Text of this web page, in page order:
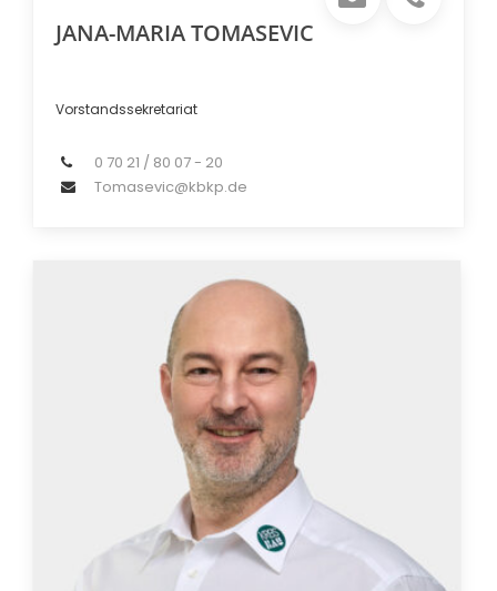
JANA-MARIA TOMASEVIC
Vorstandssekretariat
0 70 21 / 80 07 - 20
Tomasevic@kbkp.de